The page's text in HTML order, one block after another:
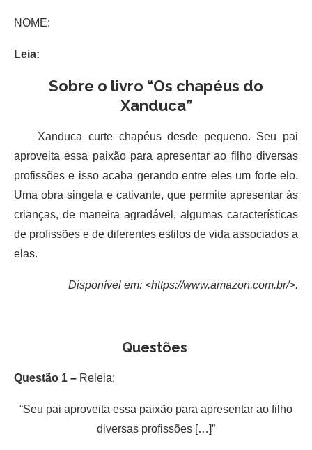
NOME:
Leia:
Sobre o livro “Os chapéus do
Xanduca”
Xanduca curte chapéus desde pequeno. Seu pai
aproveita essa paixão para apresentar ao filho diversas
profissões e isso acaba gerando entre eles um forte elo.
Uma obra singela e cativante, que permite apresentar às
crianças, de maneira agradável, algumas características
de profissões e de diferentes estilos de vida associados a
elas.
Disponível em: <https://www.amazon.com.br/>.
Questões
Questão 1 – Releia:
“Seu pai aproveita essa paixão para apresentar ao filho
diversas profissões […]”